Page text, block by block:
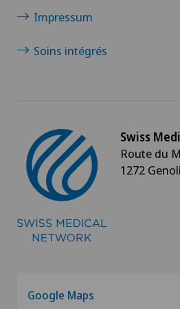
Chirurgie de l’épaule
Chirurgie du côlon
Chirurgie du coude
Chirurgie du genou
Impressum
Soins intégrés
Swiss
Route du
1272
Google Maps